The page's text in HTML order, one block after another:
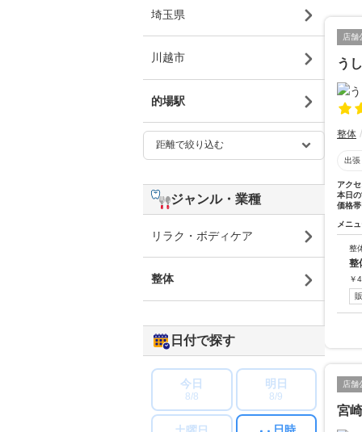
店舗
う
整体
出張
アク
本日
価格帯
メニ
整
整
￥
店舗
宮
埼玉県
川越市
的場駅
ジャンル・業種
リラク・ボディケア
整体
日付で探す
今日
8/8
明日
8/9
日時